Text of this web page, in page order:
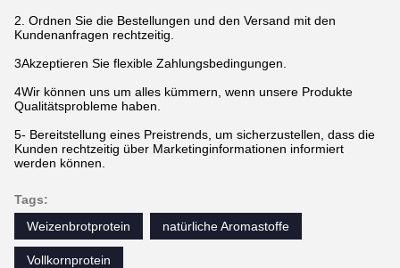
2. Ordnen Sie die Bestellungen und den Versand mit den
Kundenanfragen rechtzeitig.
3Akzeptieren Sie flexible Zahlungsbedingungen.
4Wir können uns um alles kümmern, wenn unsere Produkte
Qualitätsprobleme haben.
5- Bereitstellung eines Preistrends, um sicherzustellen, dass die
Kunden rechtzeitig über Marketinginformationen informiert
werden können.
Tags:
Weizenbrotprotein
natürliche Aromastoffe
Vollkornprotein